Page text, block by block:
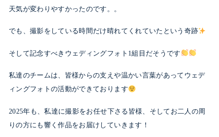
天気が変わりやすかったのです。。
でも、撮影をしている時間だけ晴れてくれていたという奇跡
そして記念すべきウェディングフォト1組目だそうです
私達のチームは、皆様からの支えや温かい言葉があってウェデ
ィングフォトの活動ができております
2025年も、私達に撮影をお任せ下さる皆様、そしてお二人の周
りの方にも響く作品をお届けしていきます！